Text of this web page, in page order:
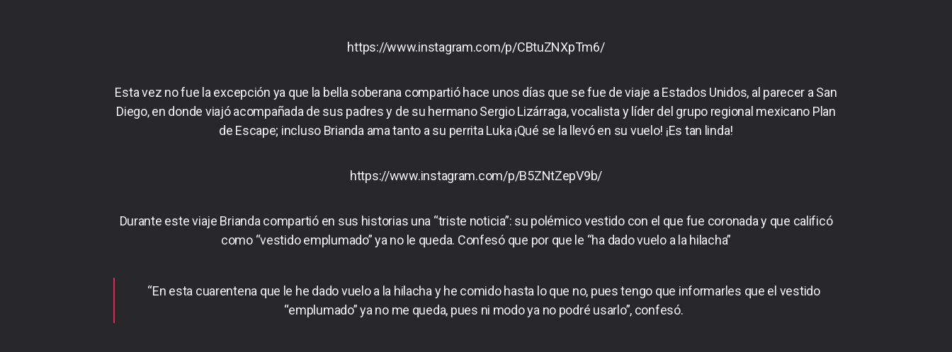
https://www.instagram.com/p/CBtuZNXpTm6/
Esta vez no fue la excepción ya que la bella soberana compartió hace unos días que se fue de viaje a Estados Unidos, al parecer a San
Diego, en donde viajó acompañada de sus padres y de su hermano Sergio Lizárraga, vocalista y líder del grupo regional mexicano Plan
de Escape; incluso Brianda ama tanto a su perrita Luka ¡Qué se la llevó en su vuelo! ¡Es tan linda!
https://www.instagram.com/p/B5ZNtZepV9b/
Durante este viaje Brianda compartió en sus historias una “triste noticia”: su polémico vestido con el que fue coronada y que calificó
como “vestido emplumado” ya no le queda. Confesó que por que le “ha dado vuelo a la hilacha”
“En esta cuarentena que le he dado vuelo a la hilacha y he comido hasta lo que no, pues tengo que informarles que el vestido
“emplumado” ya no me queda, pues ni modo ya no podré usarlo”, confesó.